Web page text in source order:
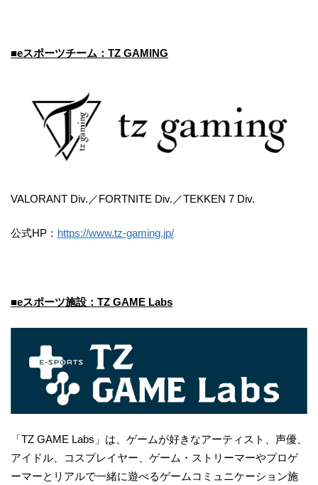
■eスポーツチーム：TZ GAMING
VALORANT Div.／FORTNITE Div.／TEKKEN 7 Div.
公式HP： https://www.tz-gaming.jp/
■eスポーツ施設：TZ GAME Labs
「TZ GAME Labs」は、ゲームが好きなアーティスト、声優、
アイドル、コスプレイヤー、ゲーム・ストリーマーやプロゲ
ーマーとリアルで一緒に遊べるゲームコミュニケーション施